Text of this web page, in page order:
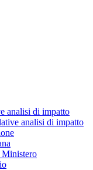
analisi di impatto
analisi di impatto
Ministero